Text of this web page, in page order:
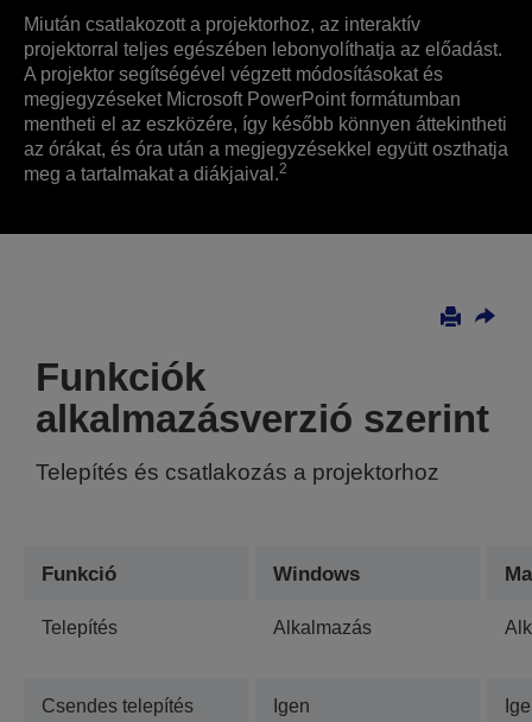
Miután csatlakozott a projektorhoz, az interaktív
projektorral teljes egészében lebonyolíthatja az előadást.
A projektor segítségével végzett módosításokat és
megjegyzéseket Microsoft PowerPoint formátumban
mentheti el az eszközére, így később könnyen áttekintheti
az órákat, és óra után a megjegyzésekkel együtt oszthatja
meg a tartalmakat a diákjaival.2
Funkciók
alkalmazásverzió szerint
Telepítés és csatlakozás a projektorhoz
Funkció Windows
Telepítés Alkalmazás
Csendes telepítés Igen